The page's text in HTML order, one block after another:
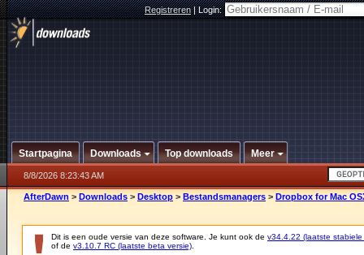
Registreren|Login:
Startpagina Downloads Top downloads Meer
8/8/2026 8:23:43 AM
AfterDawn > Downloads > Desktop > Bestandsmanagers > Dropbox for Mac
Dit is een oude versie van deze software. Je kunt ook de v34.4.22 (laatste stabiele
of de v3.10.7 RC (laatste beta versie)